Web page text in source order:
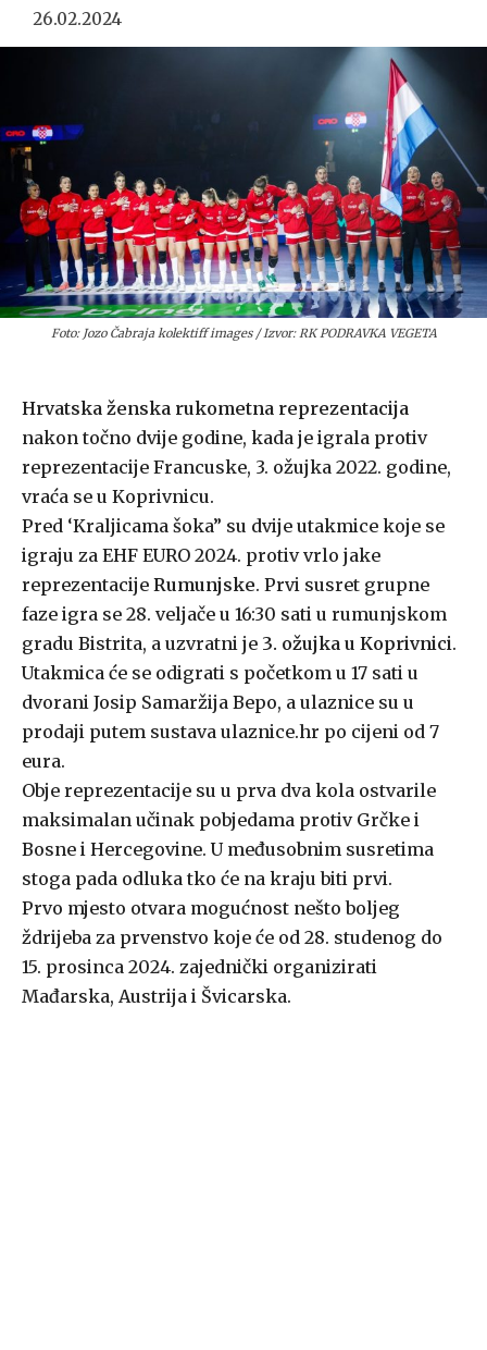
26.02.2024
Foto: Jozo Čabraja kolektiff images / Izvor: RK PODRAVKA VEGETA
Hrvatska ženska rukometna reprezentacija
nakon točno dvije godine, kada je igrala protiv
reprezentacije Francuske, 3. ožujka 2022. godine,
vraća se u Koprivnicu.
Pred ‘Kraljicama šoka” su dvije utakmice koje se
igraju za EHF EURO 2024. protiv vrlo jake
reprezentacije Rumunjske. Prvi susret grupne
faze igra se 28. veljače u 16:30 sati u rumunjskom
gradu Bistrita, a uzvratni je 3. ožujka u Koprivnici.
Utakmica će se odigrati s početkom u 17 sati u
dvorani Josip Samaržija Bepo, a ulaznice su u
prodaji putem sustava ulaznice.hr po cijeni od 7
eura.
Obje reprezentacije su u prva dva kola ostvarile
maksimalan učinak pobjedama protiv Grčke i
Bosne i Hercegovine. U međusobnim susretima
stoga pada odluka tko će na kraju biti prvi.
Prvo mjesto otvara mogućnost nešto boljeg
ždrijeba za prvenstvo koje će od 28. studenog do
15. prosinca 2024. zajednički organizirati
Mađarska, Austrija i Švicarska.